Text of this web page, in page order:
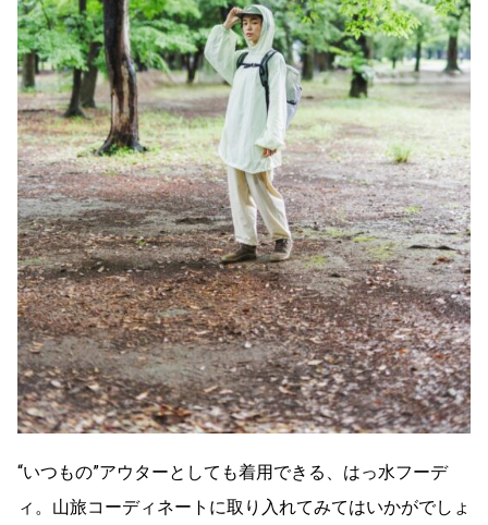
“いつもの”アウターとしても着用できる、はっ水フーデ
ィ。山旅コーディネートに取り入れてみてはいかがでしょ